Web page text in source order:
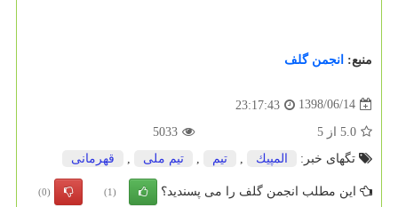
منبع: انجمن گلف
1398/06/14
23:17:43
5.0 از 5
5033
تگهای خبر:
المپیك تیم تیم ملی قهرمانی
این مطلب انجمن گلف را می پسندید؟ (1)
(0)